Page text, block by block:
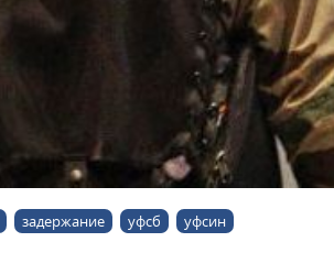
задержание уфсб уфсин